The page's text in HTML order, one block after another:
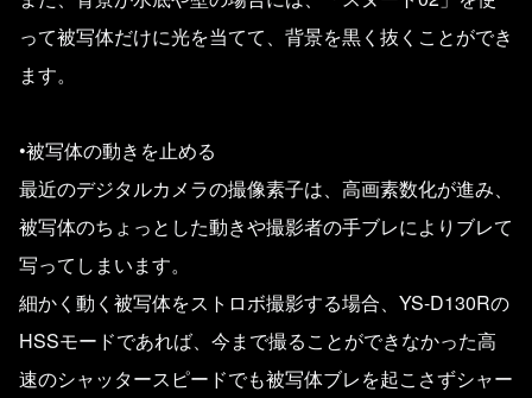
って被写体だけに光を当てて、背景を黒く抜くことができ
ます。
•被写体の動きを止める
最近のデジタルカメラの撮像素子は、高画素数化が進み、
被写体のちょっとした動きや撮影者の手ブレによりブレて
写ってしまいます。
細かく動く被写体をストロボ撮影する場合、YS-D130Rの
HSSモードであれば、今まで撮ることができなかった高
速のシャッタースピードでも被写体ブレを起こさずシャー